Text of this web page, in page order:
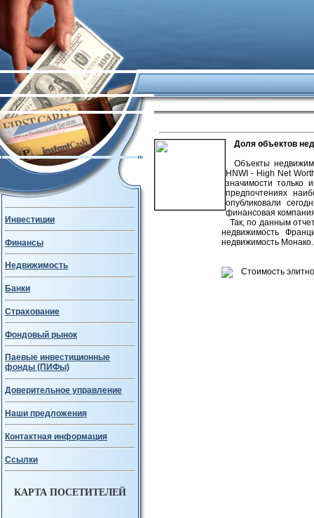
Инвестиции
Финансы
Недвижимость
Банки
Страхование
Фондовый рынок
Паевые инвестиционные
фонды (ПИФы)
Доверительное управление
Наши предложения
Контактная информация
Ссылки
КАРТА ПОСЕТИТЕЛЕЙ
Доля объектов
Объекты
HNWI - High Net
значимости только
предпочтениях
опубликовали
финансовая
Так, по данным
недвижимость
недвижимость